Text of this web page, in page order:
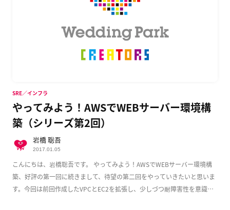
やってみよう！AWSでWEBサーバー環境構
築（シリーズ第2回）
こんにちは、岩橋聡吾です。 やってみよう！AWSでWEBサーバー環境構
築、好評の第一回に続きまして、待望の第二回をやっていきたいと思いま
す。今回は前回作成したVPCとEC2を拡張し、少しづつ耐障害性を意識し
SRE／インフラ
岩橋 聡吾
2017.01.05